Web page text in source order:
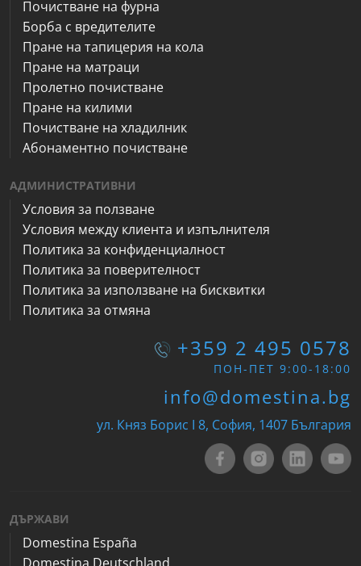
Почистване на фурна
Борба с вредителите
Пране на тапицерия на кола
Пране на матраци
Пролетно почистване
Пране на килими
Почистване на хладилник
Абонаментно почистване
АДМИНИСТРАТИВНИ
Условия за ползване
Условия между клиента и изпълнителя
Политика за конфиденциалност
Политика за поверителност
Политика за използване на бисквитки
Политика за отмяна
+359 2 495 0578
ПОН-ПЕТ 9:00-18:00
info@domestina.bg
ул. Княз Борис I 8, София, 1407 България
ДЪРЖАВИ
Domestina España
Domestina Deutschland